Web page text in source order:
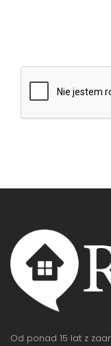
Od ponad 15 lat z